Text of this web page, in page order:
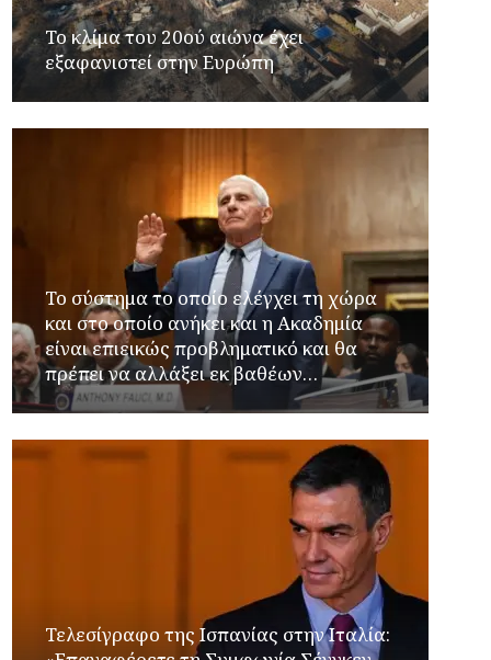
Το κλίμα του 20ού αιώνα έχει
εξαφανιστεί στην Ευρώπη
Το σύστημα το οποίο ελέγχει τη χώρα
και στο οποίο ανήκει και η Ακαδημία
είναι επιεικώς προβληματικό και θα
πρέπει να αλλάξει εκ βαθέων…
Τελεσίγραφο της Ισπανίας στην Ιταλία: